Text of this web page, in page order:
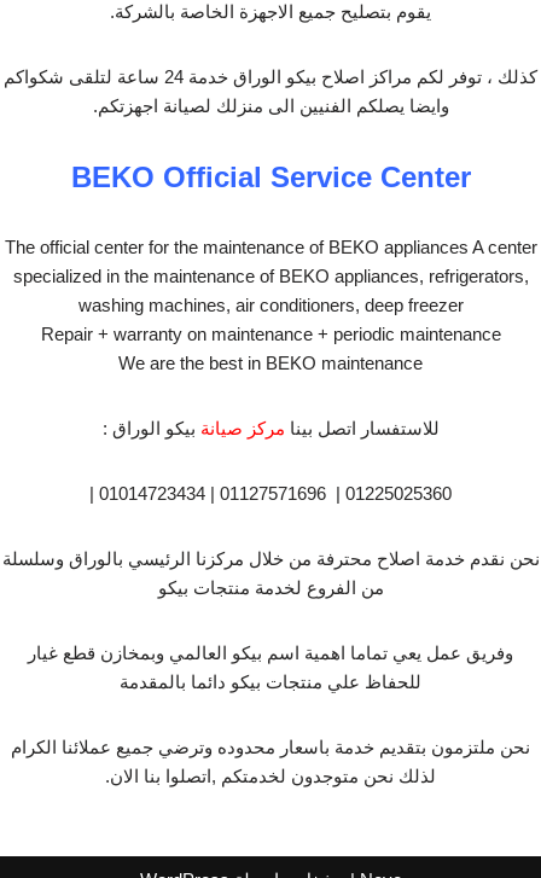
يقوم بتصليح جميع الاجهزة الخاصة بالشركة.
كذلك ، توفر لكم مراكز اصلاح بيكو الوراق خدمة 24 ساعة لتلقى شكواكم
وايضا يصلكم الفنيين الى منزلك لصيانة اجهزتكم.
BEKO Official Service Center
The official center for the maintenance of BEKO appliances A center
specialized in the maintenance of BEKO appliances, refrigerators,
washing machines, air conditioners, deep freezer
Repair + warranty on maintenance + periodic maintenance
We are the best in BEKO maintenance
للاستفسار اتصل بينا مركز صيانة بيكو الوراق :
01225025360 | 01127571696 | 01014723434 |
نحن نقدم خدمة اصلاح محترفة من خلال مركزنا الرئيسي بالوراق وسلسلة
من الفروع لخدمة منتجات بيكو
وفريق عمل يعي تماما اهمية اسم بيكو العالمي وبمخازن قطع غيار
للحفاظ علي منتجات بيكو دائما بالمقدمة
نحن ملتزمون بتقديم خدمة باسعار محدوده وترضي جميع عملائنا الكرام
لذلك نحن متوجدون لخدمتكم ,اتصلوا بنا الان.